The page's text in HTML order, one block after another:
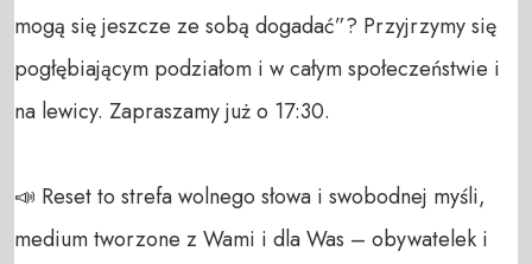
mogą się jeszcze ze sobą dogadać”? Przyjrzymy się
pogłębiającym podziałom i w całym społeczeństwie i
na lewicy. Zapraszamy już o 17:30.
📣 Reset to strefa wolnego słowa i swobodnej myśli,
medium tworzone z Wami i dla Was – obywatelek i